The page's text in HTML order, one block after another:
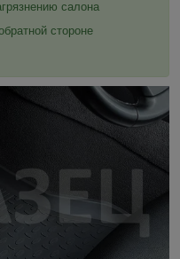
салона
стороне